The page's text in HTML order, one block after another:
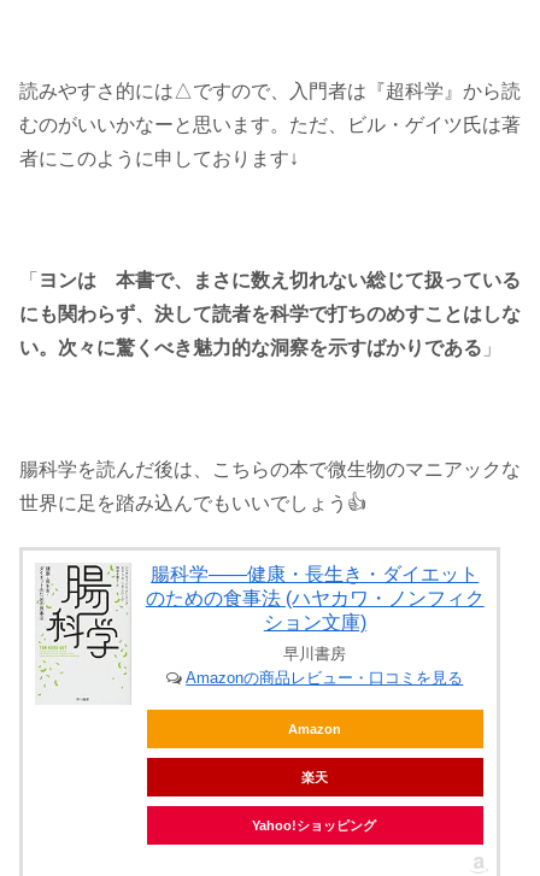
読みやすさ的には△ですので、入門者は『超科学』から読
むのがいいかなーと思います。ただ、ビル・ゲイツ氏は著
者にこのように申しております↓
「 ヨンは 本書で、まさに数え切れない総じて扱っている
にも関わらず、決して読者を科学で打ちのめすことはしな
い。次々に驚くべき魅力的な洞察を示すばかりである 」
腸科学を読んだ後は、こちらの本で微生物のマニアックな
世界に足を踏み込んでもいいでしょう👍
腸科学――健康・長生き・ダイエット
のための食事法 (ハヤカワ・ノンフィク
ション文庫)
早川書房
Amazonの商品レビュー・口コミを見る
Amazon
楽天
Yahoo!ショッピング